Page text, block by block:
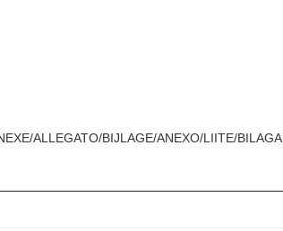
ALLEGATO/BIJLAGE/ANEXO/LIITE/BILAGA